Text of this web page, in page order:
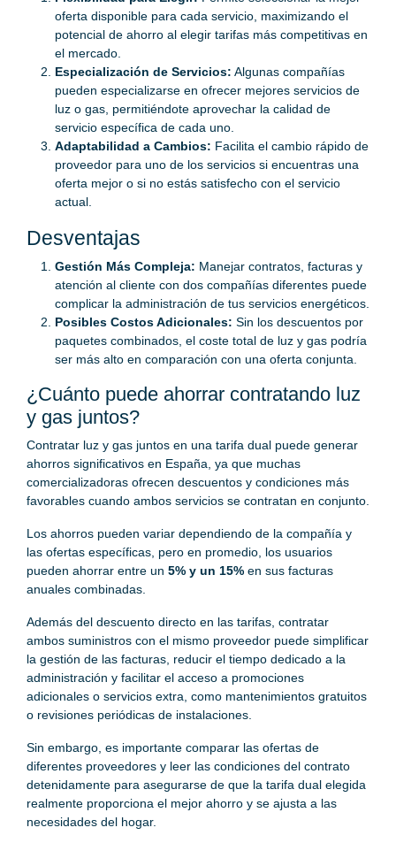
oferta disponible para cada servicio, maximizando el
potencial de ahorro al elegir tarifas más competitivas en
el mercado.
Especialización de Servicios: Algunas compañías
pueden especializarse en ofrecer mejores servicios de
luz o gas, permitiéndote aprovechar la calidad de
servicio específica de cada uno.
Adaptabilidad a Cambios: Facilita el cambio rápido de
proveedor para uno de los servicios si encuentras una
oferta mejor o si no estás satisfecho con el servicio
actual.
Desventajas
Gestión Más Compleja: Manejar contratos, facturas y
atención al cliente con dos compañías diferentes puede
complicar la administración de tus servicios energéticos.
Posibles Costos Adicionales: Sin los descuentos por
paquetes combinados, el coste total de luz y gas podría
ser más alto en comparación con una oferta conjunta.
¿Cuánto puede ahorrar contratando luz
y gas juntos?
Contratar luz y gas juntos en una tarifa dual puede generar
ahorros significativos en España, ya que muchas
comercializadoras ofrecen descuentos y condiciones más
favorables cuando ambos servicios se contratan en conjunto.
Los ahorros pueden variar dependiendo de la compañía y
las ofertas específicas, pero en promedio, los usuarios
pueden ahorrar entre un 5% y un 15% en sus facturas
anuales combinadas.
Además del descuento directo en las tarifas, contratar
ambos suministros con el mismo proveedor puede simplificar
la gestión de las facturas, reducir el tiempo dedicado a la
administración y facilitar el acceso a promociones
adicionales o servicios extra, como mantenimientos gratuitos
o revisiones periódicas de instalaciones.
Sin embargo, es importante comparar las ofertas de
diferentes proveedores y leer las condiciones del contrato
detenidamente para asegurarse de que la tarifa dual elegida
realmente proporciona el mejor ahorro y se ajusta a las
necesidades del hogar.